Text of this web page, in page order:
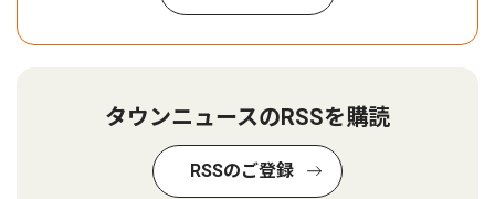
タウンニュースのRSSを購読
RSSのご登録